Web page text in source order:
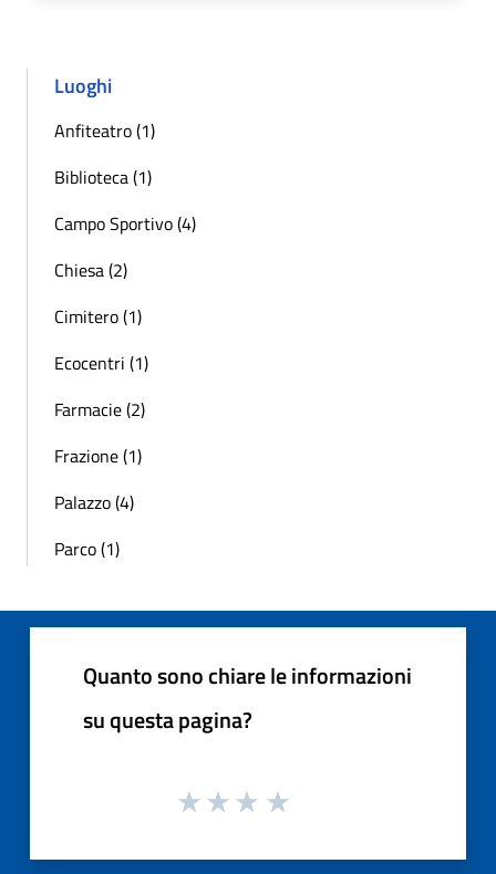
Luoghi
Anfiteatro (1)
Biblioteca (1)
Campo Sportivo (4)
Chiesa (2)
Cimitero (1)
Ecocentri (1)
Farmacie (2)
Frazione (1)
Palazzo (4)
Parco (1)
Quanto sono chiare le informazioni
su questa pagina?